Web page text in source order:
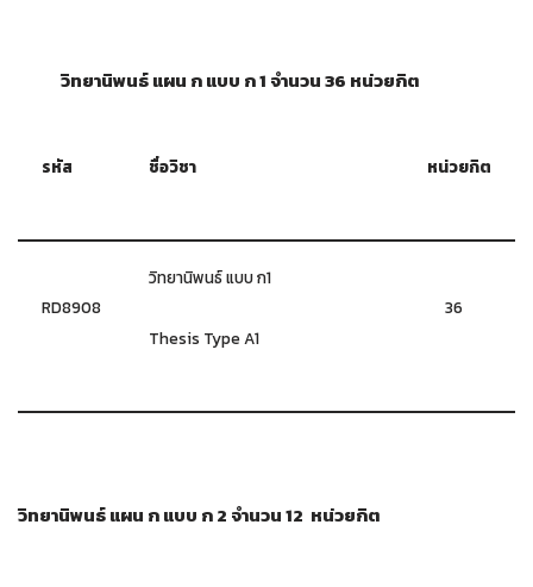
วิทยานิพนธ์ แผน ก แบบ ก 1 จำนวน 36 หน่วยกิต
รหัส ชื่อวิชา หน่วยกิต
RD8908
วิทยานิพนธ์ แบบ ก1
Thesis Type A1
36
วิทยานิพนธ์ แผน ก แบบ ก 2 จำนวน 12 หน่วยกิต